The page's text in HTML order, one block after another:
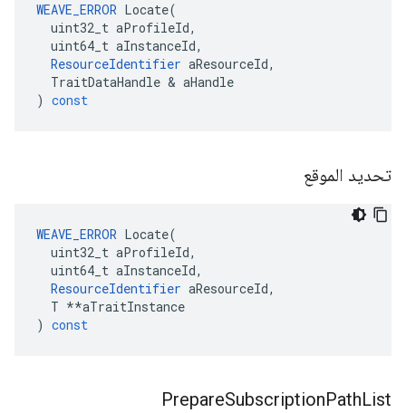
WEAVE_ERROR Locate(
uint32_t aProfileId,
uint64_t aInstanceId,
ResourceIdentifier aResourceId,
TraitDataHandle & aHandle
) const
تحديد الموقع
WEAVE_ERROR Locate(
uint32_t aProfileId,
uint64_t aInstanceId,
ResourceIdentifier aResourceId,
T **aTraitInstance
) const
PrepareSubscriptionPathList